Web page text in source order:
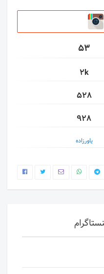
53
2k
528
928
یاورزاده